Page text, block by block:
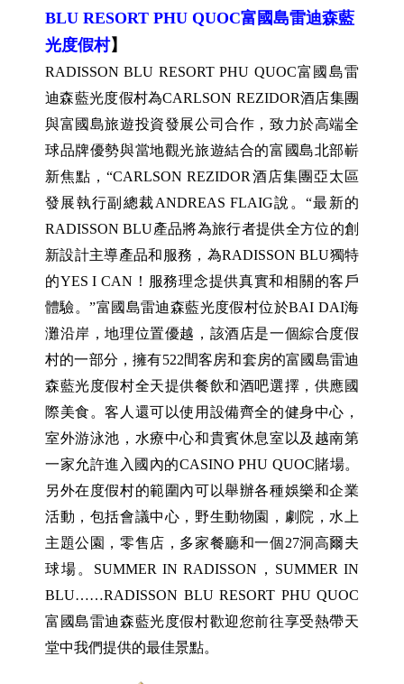
BLU RESORT PHU QUOC富國島雷迪森藍
光度假村】
RADISSON BLU RESORT PHU QUOC富國島雷
迪森藍光度假村為CARLSON REZIDOR酒店集團
與富國島旅遊投資發展公司合作，致力於高端全
球品牌優勢與當地觀光旅遊結合的富國島北部嶄
新焦點，“CARLSON REZIDOR酒店集團亞太區
發展執行副總裁ANDREAS FLAIG說。“最新的
RADISSON BLU產品將為旅行者提供全方位的創
新設計主導產品和服務，為RADISSON BLU獨特
的YES I CAN！服務理念提供真實和相關的客戶
體驗。”富國島雷迪森藍光度假村位於BAI DAI海
灘沿岸，地理位置優越，該酒店是一個綜合度假
村的一部分，擁有522間客房和套房的富國島雷迪
森藍光度假村全天提供餐飲和酒吧選擇，供應國
際美食。客人還可以使用設備齊全的健身中心，
室外游泳池，水療中心和貴賓休息室以及越南第
一家允許進入國內的CASINO PHU QUOC賭場。
另外在度假村的範圍內可以舉辦各種娛樂和企業
活動，包括會議中心，野生動物園，劇院，水上
主題公園，零售店，多家餐廳和一個27洞高爾夫
球場。SUMMER IN RADISSON，SUMMER IN
BLU……RADISSON BLU RESORT PHU QUOC
富國島雷迪森藍光度假村歡迎您前往享受熱帶天
堂中我們提供的最佳景點。